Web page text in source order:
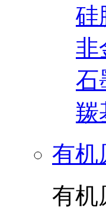
硅
非
石
羰
有机
有机